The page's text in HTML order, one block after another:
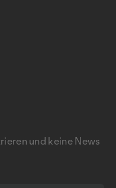
und keine News